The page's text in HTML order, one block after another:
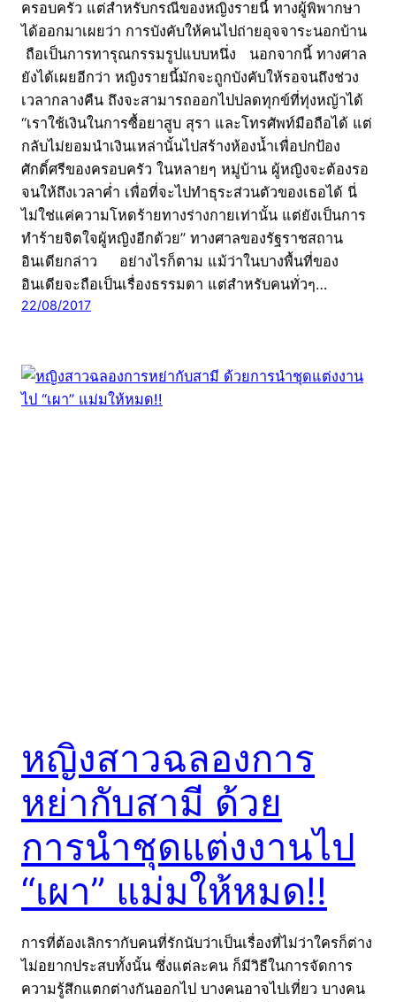
ครอบครัว แต่สำหรับกรณีของหญิงรายนี้ ทางผู้พิพากษา
ได้ออกมาเผยว่า การบังคับให้คนไปถ่ายอุจจาระนอกบ้าน
ถือเป็นการทารุณกรรมรูปแบบหนึ่ง นอกจากนี้ ทางศาล
ยังได้เผยอีกว่า หญิงรายนี้มักจะถูกบังคับให้รอจนถึงช่วง
เวลากลางคืน ถึงจะสามารถออกไปปลดทุกข์ที่ทุ่งหญ้าได้
“เราใช้เงินในการซื้อยาสูบ สุรา และโทรศัพท์มือถือได้ แต่
กลับไม่ยอมนำเงินเหล่านั้นไปสร้างห้องน้ำเพื่อปกป้อง
ศักดิ์ศรีของครอบครัว ในหลายๆ หมู่บ้าน ผู้หญิงจะต้องรอ
จนให้ถึงเวลาค่ำ เพื่อที่จะไปทำธุระส่วนตัวของเธอได้ นี่
ไม่ใช่แค่ความโหดร้ายทางร่างกายเท่านั้น แต่ยังเป็นการ
ทำร้ายจิตใจผู้หญิงอีกด้วย” ทางศาลของรัฐราชสถาน
อินเดียกล่าว อย่างไรก็ตาม แม้ว่าในบางพื้นที่ของ
อินเดียจะถือเป็นเรื่องธรรมดา แต่สำหรับคนทั่วๆ…
22/08/2017
หญิงสาวฉลองการ
หย่ากับสามี ด้วย
การนำชุดแต่งงานไป
“เผา” แม่มให้หมด!!
การที่ต้องเลิกรากับคนที่รักนับว่าเป็นเรื่องที่ไม่ว่าใครก็ต่าง
ไม่อยากประสบทั้งนั้น ซึ่งแต่ละคน ก็มีวิธีในการจัดการ
ความรู้สึกแตกต่างกันออกไป บางคนอาจไปเที่ยว บางคน